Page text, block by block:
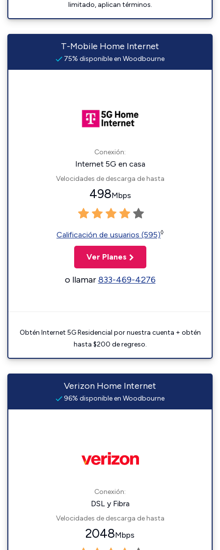
limitado, aplican términos.
T-Mobile Home Internet
75% disponible en Woodbourne
Conexión:
Internet 5G en casa
Velocidades de descarga de hasta
498Mbps
Calificación de usuarios (595)◊
Ver Planes
o llamar833-469-4276
Obtén Internet 5G Residencial por nuestra cuenta + obtén
hasta $200 de regreso.
Verizon Home Internet
96% disponible en Woodbourne
Conexión:
DSL y Fibra
Velocidades de descarga de hasta
2048Mbps